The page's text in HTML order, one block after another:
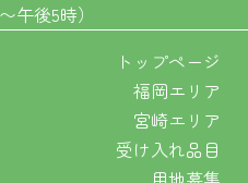
午後5時）
トップページ
福岡エリア
宮崎エリア
受け入れ品目